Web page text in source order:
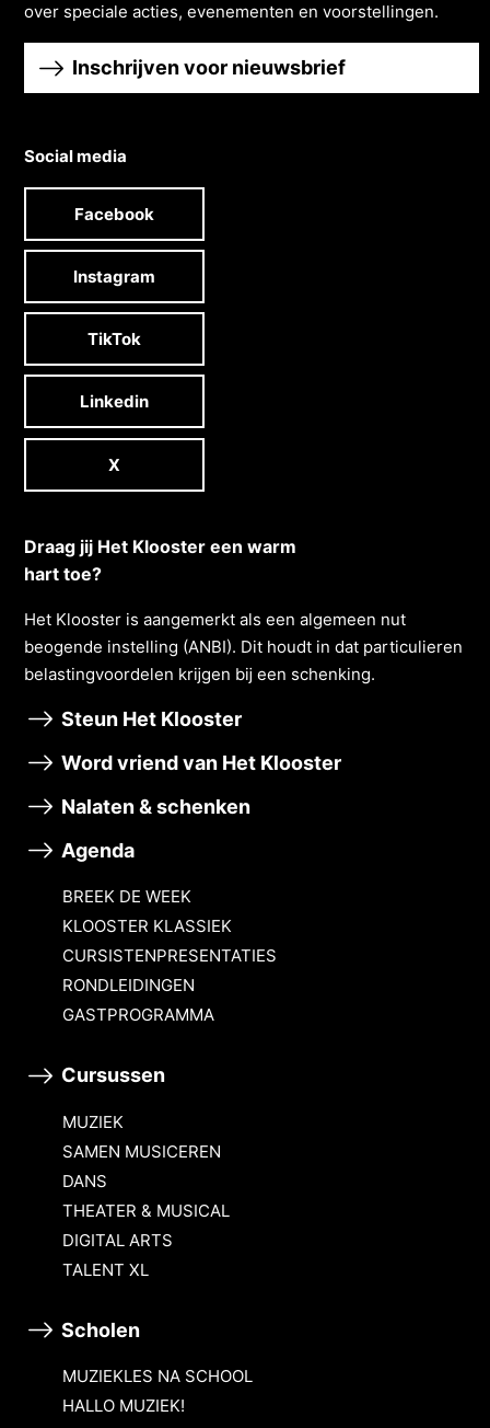
over speciale acties, evenementen en voorstellingen.
Inschrijven voor nieuwsbrief
Social media
Facebook
Instagram
TikTok
Linkedin
X
Draag jij Het Klooster een warm
hart toe?
Het Klooster is aangemerkt als een algemeen nut
beogende instelling (ANBI). Dit houdt in dat particulieren
belastingvoordelen krĳgen bĳ een schenking.
Steun Het Klooster
Word vriend van Het Klooster
Nalaten & schenken
Agenda
BREEK DE WEEK
KLOOSTER KLASSIEK
CURSISTENPRESENTATIES
RONDLEIDINGEN
GASTPROGRAMMA
Cursussen
MUZIEK
SAMEN MUSICEREN
DANS
THEATER & MUSICAL
DIGITAL ARTS
TALENT XL
Scholen
MUZIEKLES NA SCHOOL
HALLO MUZIEK!